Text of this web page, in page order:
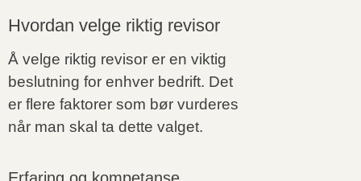
Hvordan velge riktig revisor
Å velge riktig revisor er en viktig
beslutning for enhver bedrift. Det
er flere faktorer som bør vurderes
når man skal ta dette valget.